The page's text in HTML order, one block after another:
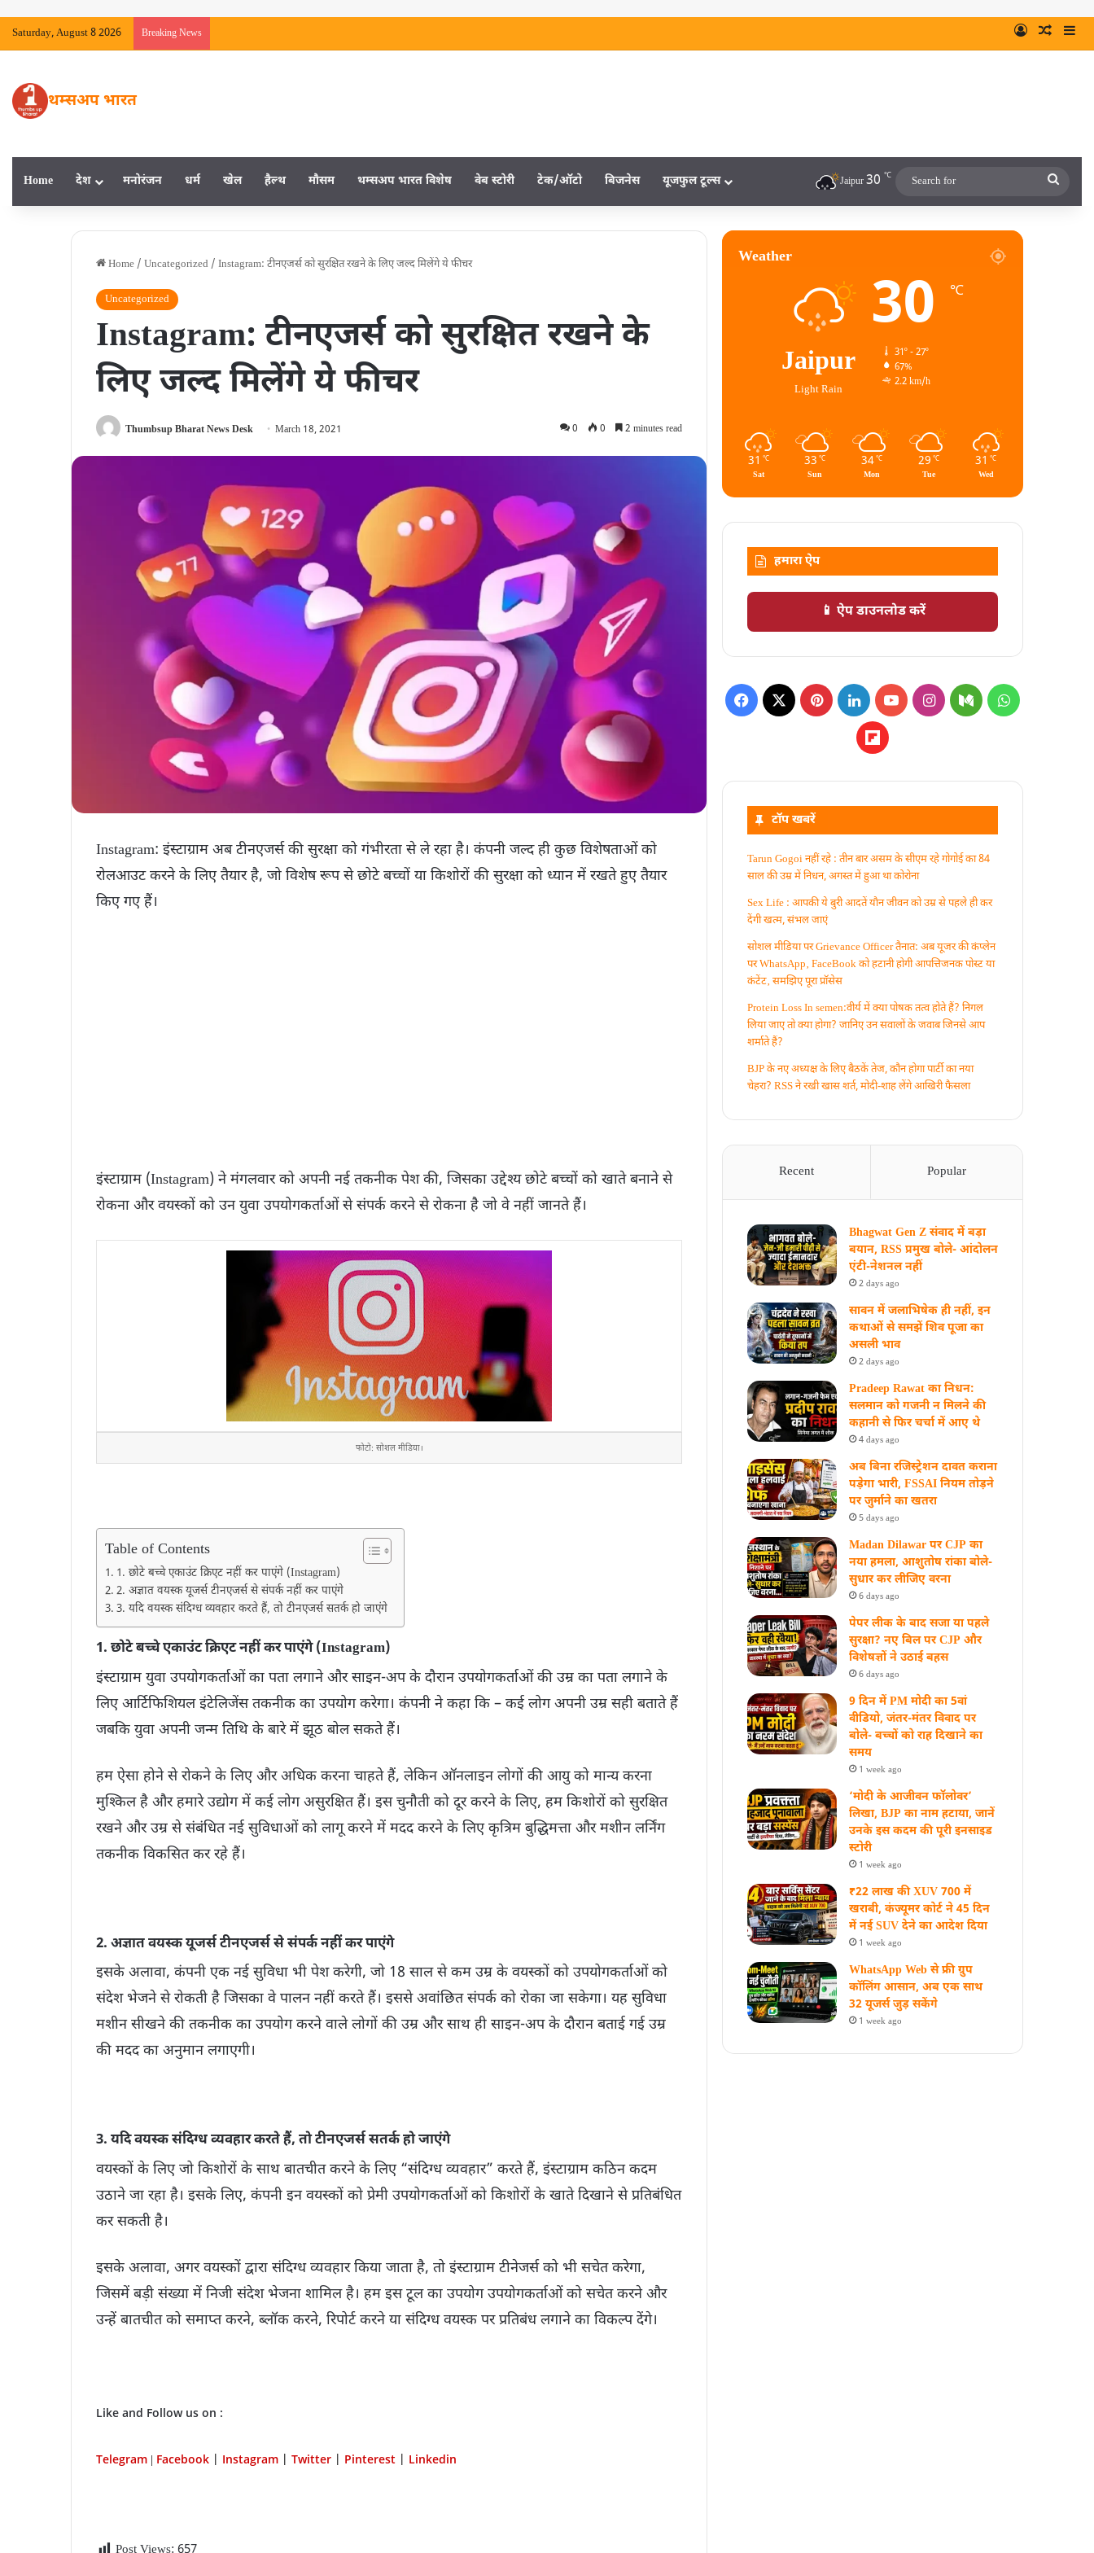
Saturday, August 8 2026 Breaking News
थम्सअप भारत
Home देश मनाेरंजन धर्म खेल हैल्‍थ मौसम थम्‍सअप भारत विशेष वेब स्‍टोरी टेक/ऑटो बिजनेस यूजफुल टूल्‍स Jaipur30 ℃
Home / Uncategorized / Instagram: टीनएजर्स को सुरक्षित रखने के लिए जल्द मिलेंगे ये फीचर
Uncategorized
Instagram: टीनएजर्स को सुरक्षित रखने के
लिए जल्द मिलेंगे ये फीचर
Thumbsup Bharat News Desk March 18, 2021 0 0 2 minutes read
Instagram: इंस्टाग्राम अब टीनएजर्स की सुरक्षा को गंभीरता से ले रहा है। कंपनी जल्द ही कुछ विशेषताओं को
रोलआउट करने के लिए तैयार है, जो विशेष रूप से छोटे बच्चों या किशोरों की सुरक्षा को ध्यान में रखते हुए तैयार
किए गए हैं।
इंस्टाग्राम (Instagram) ने मंगलवार को अपनी नई तकनीक पेश की, जिसका उद्देश्य छोटे बच्चों को खाते बनाने से
रोकना और वयस्कों को उन युवा उपयोगकर्ताओं से संपर्क करने से रोकना है जो वे नहीं जानते हैं।
फोटो: सोशल मीडिया।
Table of Contents
1. छोटे बच्चे एकाउंट क्रिएट नहीं कर पाएंगे (Instagram)
2. अज्ञात वयस्क यूजर्स टीनएजर्स से संपर्क नहीं कर पाएंगे
3. यदि वयस्क संदिग्ध व्यवहार करते हैं, तो टीनएजर्स सतर्क हो जाएंगे
1. छोटे बच्चे एकाउंट क्रिएट नहीं कर पाएंगे (Instagram)
इंस्टाग्राम युवा उपयोगकर्ताओं का पता लगाने और साइन-अप के दौरान उपयोगकर्ताओं की उम्र का पता लगाने के
लिए आर्टिफिशियल इंटेलिजेंस तकनीक का उपयोग करेगा। कंपनी ने कहा कि – कई लोग अपनी उम्र सही बताते हैं
जबकि युवा अपनी जन्म तिथि के बारे में झूठ बोल सकते हैं।
हम ऐसा होने से रोकने के लिए और अधिक करना चाहते हैं, लेकिन ऑनलाइन लोगों की आयु को मान्य करना
मुश्किल है और हमारे उद्योग में कई लोग असुरक्षित हैं। इस चुनौती को दूर करने के लिए, हम किशोरों को सुरक्षित
रखने और उम्र से संबंधित नई सुविधाओं को लागू करने में मदद करने के लिए कृत्रिम बुद्धिमत्ता और मशीन लर्निंग
तकनीक विकसित कर रहे हैं।
2. अज्ञात वयस्क यूजर्स टीनएजर्स से संपर्क नहीं कर पाएंगे
इसके अलावा, कंपनी एक नई सुविधा भी पेश करेगी, जो 18 साल से कम उम्र के वयस्कों को उपयोगकर्ताओं को
संदेश भेजने से रोकती है जिसका वे पालन नहीं करते हैं। इससे अवांछित संपर्क को रोका जा सकेगा। यह सुविधा
मशीन सीखने की तकनीक का उपयोग करने वाले लोगों की उम्र और साथ ही साइन-अप के दौरान बताई गई उम्र
की मदद का अनुमान लगाएगी।
3. यदि वयस्क संदिग्ध व्यवहार करते हैं, तो टीनएजर्स सतर्क हो जाएंगे
वयस्कों के लिए जो किशोरों के साथ बातचीत करने के लिए “संदिग्ध व्यवहार” करते हैं, इंस्टाग्राम कठिन कदम
उठाने जा रहा है। इसके लिए, कंपनी इन वयस्कों को प्रेमी उपयोगकर्ताओं को किशोरों के खाते दिखाने से प्रतिबंधित
कर सकती है।
इसके अलावा, अगर वयस्कों द्वारा संदिग्ध व्यवहार किया जाता है, तो इंस्टाग्राम टीनेजर्स को भी सचेत करेगा,
जिसमें बड़ी संख्या में निजी संदेश भेजना शामिल है। हम इस टूल का उपयोग उपयोगकर्ताओं को सचेत करने और
उन्हें बातचीत को समाप्त करने, ब्लॉक करने, रिपोर्ट करने या संदिग्ध वयस्क पर प्रतिबंध लगाने का विकल्प देंगे।
Like and Follow us on :
Telegram Facebook Instagram Twitter Pinterest Linkedin
Weather
Jaipur
Light Rain
30 ℃
31º - 27º
67%
2.2 km/h
31 ℃
Sat
33 ℃
Sun
34 ℃
Mon
29 ℃
Tue
31 ℃
Wed
हमारा ऐप
📱 ऐप डाउनलोड करें
टॉप खबरें
Tarun Gogoi नहीं रहे : तीन बार असम के सीएम रहे गोगोई का 84
साल की उम्र में निधन, अगस्त में हुआ था कोरोना
Sex Life : आपकी ये बुरी आदतें याैन जीवन को उम्र से पहले ही कर
देंगी खत्म, संभल जाएं
सोशल मीडिया पर Grievance Officer तैनात: अब यूजर की कंप्लेन
पर WhatsApp‚ FaceBook को हटानी होगी आपत्तिजनक पोस्ट या
कंटेंट‚ समझिए पूरा प्रॉसेस
Protein Loss In semen:वीर्य में क्या पोषक तत्व होते हैं? निगल
लिया जाए तो क्या होगा? जानिए उन सवालों के जवाब जिनसे आप
शर्माते हैं?
BJP के नए अध्यक्ष के लिए बैठकें तेज, कौन होगा पार्टी का नया
चेहरा? RSS ने रखी खास शर्त, मोदी-शाह लेंगे आखिरी फैसला
Recent Popular
Bhagwat Gen Z संवाद में बड़ा
बयान, RSS प्रमुख बोले- आंदोलन
एंटी-नेशनल नहीं
2 days ago
सावन में जलाभिषेक ही नहीं, इन
कथाओं से समझें शिव पूजा का
असली भाव
2 days ago
Pradeep Rawat का निधन:
सलमान को गजनी न मिलने की
कहानी से फिर चर्चा में आए थे
4 days ago
अब बिना रजिस्ट्रेशन दावत कराना
पड़ेगा भारी, FSSAI नियम तोड़ने
पर जुर्माने का खतरा
5 days ago
Madan Dilawar पर CJP का
नया हमला, आशुतोष रांका बोले-
सुधार कर लीजिए वरना
6 days ago
पेपर लीक के बाद सजा या पहले
सुरक्षा? नए बिल पर CJP और
विशेषज्ञों ने उठाई बहस
6 days ago
9 दिन में PM मोदी का 5वां
वीडियो, जंतर-मंतर विवाद पर
बोले- बच्चों को राह दिखाने का
समय
1 week ago
‘मोदी के आजीवन फॉलोवर’
लिखा, BJP का नाम हटाया, जानें
उनके इस कदम की पूरी इनसाइड
स्‍टोरी
1 week ago
₹22 लाख की XUV 700 में
खराबी, कंज्यूमर कोर्ट ने 45 दिन
में नई SUV देने का आदेश दिया
1 week ago
WhatsApp Web से फ्री ग्रुप
कॉलिंग आसान, अब एक साथ
32 यूजर्स जुड़ सकेंगे
1 week ago